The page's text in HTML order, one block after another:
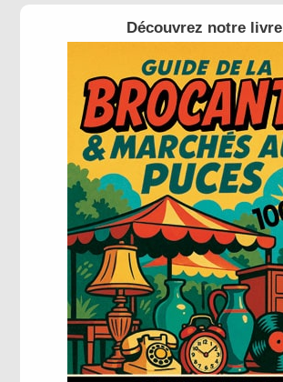
Découvrez notre livre